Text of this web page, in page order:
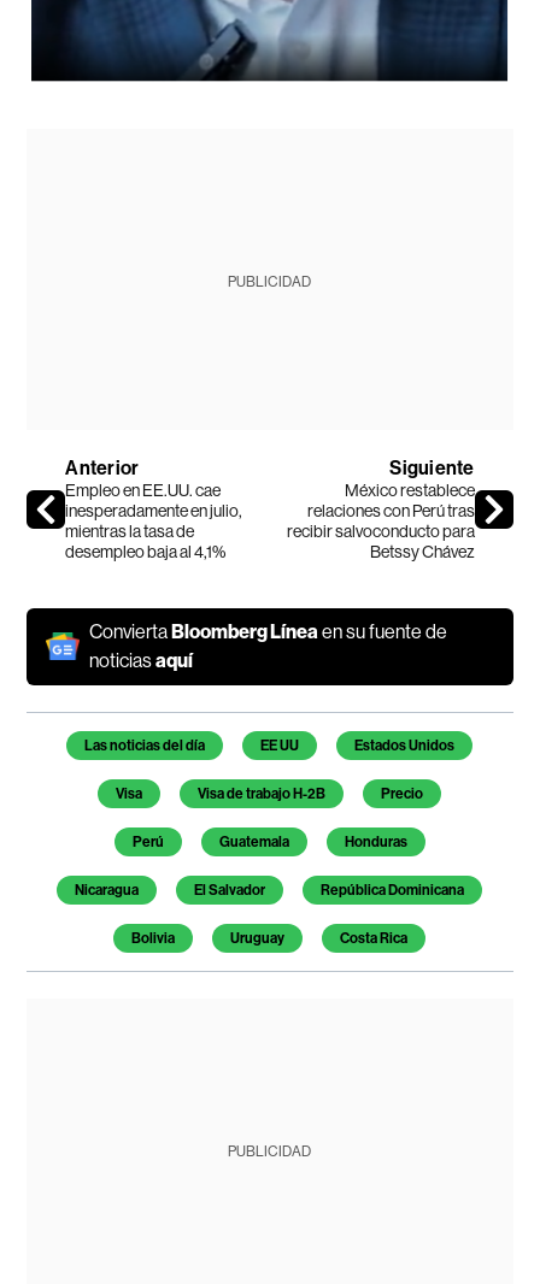
PUBLICIDAD
Anterior
Empleo en EE.UU. cae
inesperadamente en julio,
mientras la tasa de
desempleo baja al 4,1%
Siguiente
México restablece
relaciones con Perú tras
recibir salvoconducto para
Betssy Chávez
ConviertaBloomberg Línea en su fuente de
noticiasaquí
Temas de este artículo
Las noticias del día EE UU Estados Unidos
Visa Visa de trabajo H-2B Precio
Perú Guatemala Honduras
Nicaragua El Salvador República Dominicana
Bolivia Uruguay Costa Rica
PUBLICIDAD